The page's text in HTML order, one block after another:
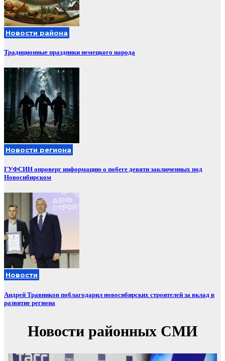
Новости района
Традиционные праздники немецкого народа
Новости региона
ГУФСИН опроверг информацию о побеге девяти заключенных под
Новосибирском
Новости
Андрей Травников поблагодарил новосибирских строителей за вклад в
развитие региона